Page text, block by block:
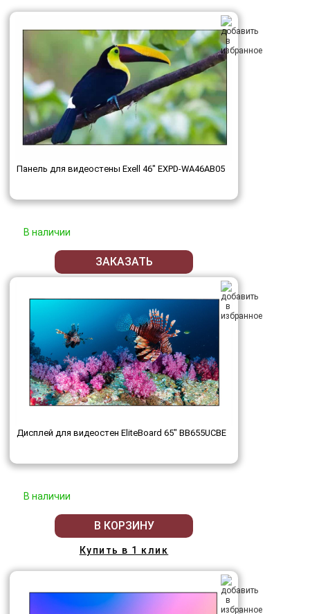
Панель для видеостены Exell 46" EXPD-WA46AB05
В наличии
ЗАКАЗАТЬ
Дисплей для видеостен EliteBoard 65" BB655UCBE
В наличии
В КОРЗИНУ
Купить в 1 клик